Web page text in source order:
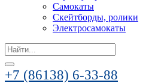
Самокаты
Скейтборды, ролики
Электросамокаты
Search
for:
+7 (86138) 6-33-88